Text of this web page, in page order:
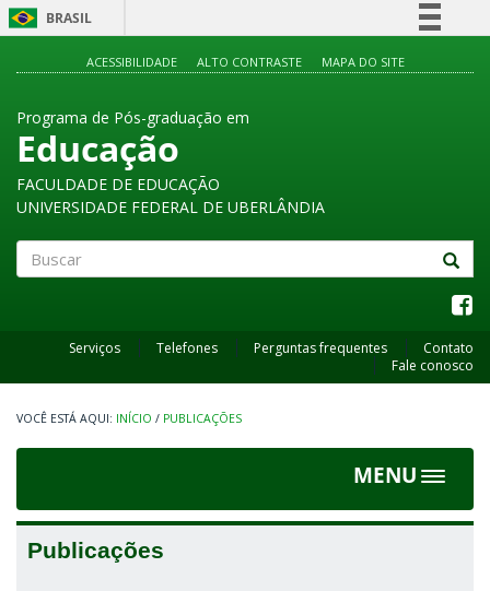
BRASIL
Canais
ACESSIBILIDADE ALTO CONTRASTE MAPA DO SITE
Programa de Pós-graduação em
Educação
FACULDADE DE EDUCAÇÃO
UNIVERSIDADE FEDERAL DE UBERLÂNDIA
Serviços Telefones Perguntas frequentes
Contato
Fale conosco
INÍCIO / PUBLICAÇÕES
MENU
Toggle
Publicações